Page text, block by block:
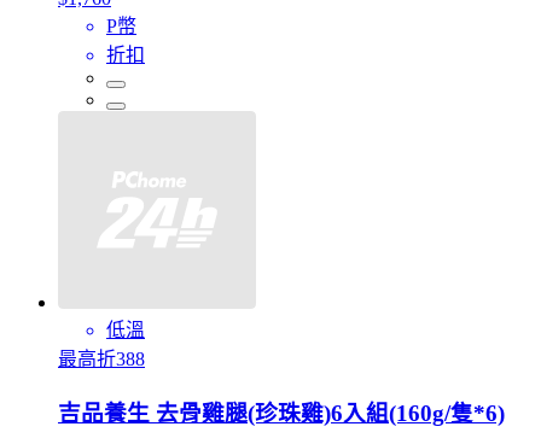
P幣
折扣
低溫
最高折388
吉品養生 去骨雞腿(珍珠雞)6入組(160g/隻*6)